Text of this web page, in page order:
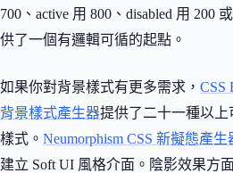
700、active 用 800、disabled 用 200
供了一個有邏輯可循的起點。
如果你對背景樣式有更多需求， CSS
背景樣式產生器提供了二十一種以
樣式。 Neumorphism CSS 新擬態產生
建立 Soft UI 風格介面。陰影效果方面